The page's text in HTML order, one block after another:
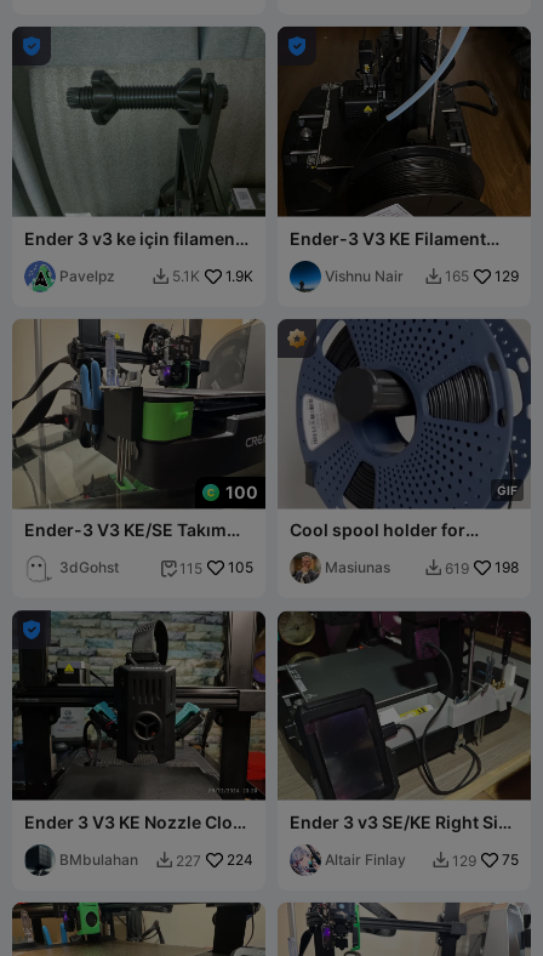

Ender 3 v3 ke için filament
tutucu
Pavelpz  5.1K 1.9K

Ender-3 V3 KE Filament
Spool Side mount PTFE
GuideVishnu Nair  165 129
100
Ender-3 V3 KE/SE Takım
3dGohst  115 105
GIF
Cool spool holder for
Ender-3 V3 SE/KE
Masiunas  619 198

Ender 3 V3 KE Nozzle Clog
Fix
BMbulahan  227 224
Ender 3 v3 SE/KE Right Side
Setup (Pad/Bin Box/tools)
RemixAltair Finlay  129 75